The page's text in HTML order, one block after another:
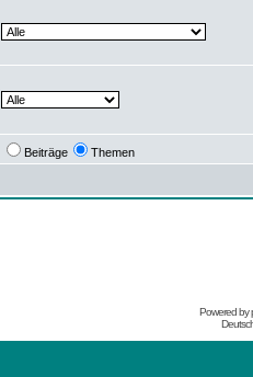
Beiträge Themen
Powered by